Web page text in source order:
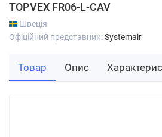
TOPVEX FR06-L-CAV
Швеція
Офіційний представник:Systemair
Товар Опис